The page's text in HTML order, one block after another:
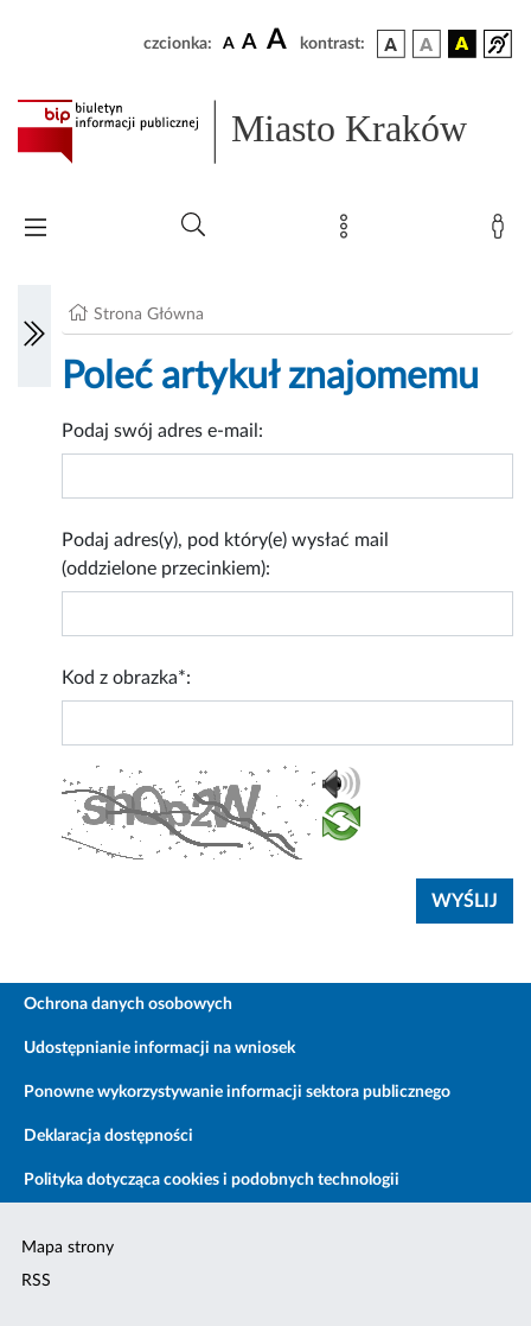
czcionka: A A A kontrast:
Miasto Kraków
Strona Główna
Poleć artykuł znajomemu
Podaj swój adres e-mail:
Podaj adres(y), pod który(e) wysłać mail
(oddzielone przecinkiem):
Kod z obrazka*:
Ochrona danych osobowych
Udostępnianie informacji na wniosek
Ponowne wykorzystywanie informacji sektora publicznego
Deklaracja dostępności
Polityka dotycząca cookies i podobnych technologii
Mapa strony
RSS